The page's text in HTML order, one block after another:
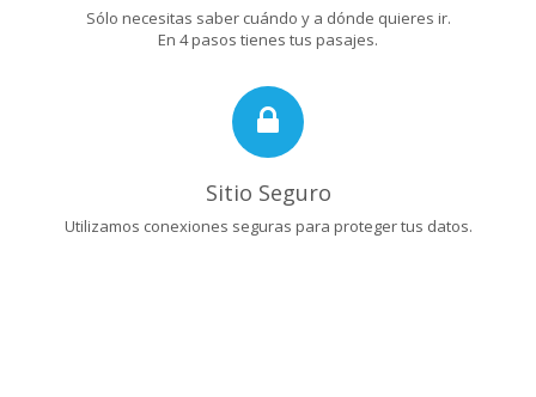
Sólo necesitas saber cuándo y a dónde quieres ir.
En 4 pasos tienes tus pasajes.
Sitio Seguro
Utilizamos conexiones seguras para proteger tus datos.